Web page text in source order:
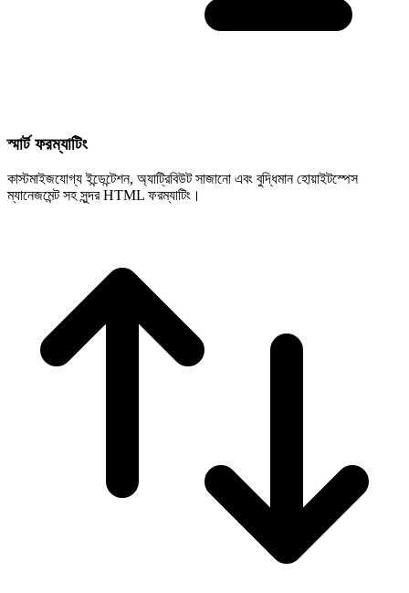
স্মার্ট ফরম্যাটিং
কাস্টমাইজযোগ্য ইন্ডেন্টেশন, অ্যাট্রিবিউট সাজানো এবং বুদ্ধিমান হোয়াইটস্পেস
ম্যানেজমেন্ট সহ সুন্দর HTML ফরম্যাটিং।